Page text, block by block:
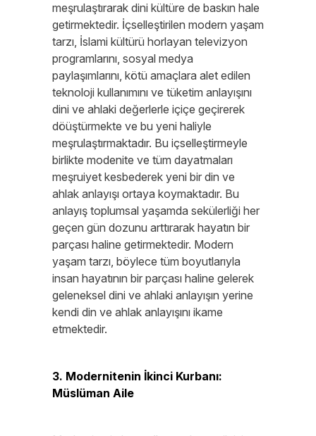
meşrulaştırarak dini kültüre de baskın hale
getirmektedir. İçselleştirilen modern yaşam
tarzı, İslami kültürü horlayan televizyon
programlarını, sosyal medya
paylaşımlarını, kötü amaçlara alet edilen
teknoloji kullanımını ve tüketim anlayışını
dini ve ahlaki değerlerle içiçe geçirerek
döüştürmekte ve bu yeni haliyle
meşrulaştırmaktadır. Bu içselleştirmeyle
birlikte modenite ve tüm dayatmaları
meşruiyet kesbederek yeni bir din ve
ahlak anlayışı ortaya koymaktadır. Bu
anlayış toplumsal yaşamda sekülerliği her
geçen gün dozunu arttırarak hayatın bir
parçası haline getirmektedir. Modern
yaşam tarzı, böylece tüm boyutlarıyla
insan hayatının bir parçası haline gelerek
geleneksel dini ve ahlaki anlayışın yerine
kendi din ve ahlak anlayışını ikame
etmektedir.
3. Modernitenin İkinci Kurbanı:
Müslüman Aile